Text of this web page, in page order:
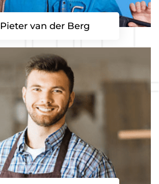
Pieter van der Berg